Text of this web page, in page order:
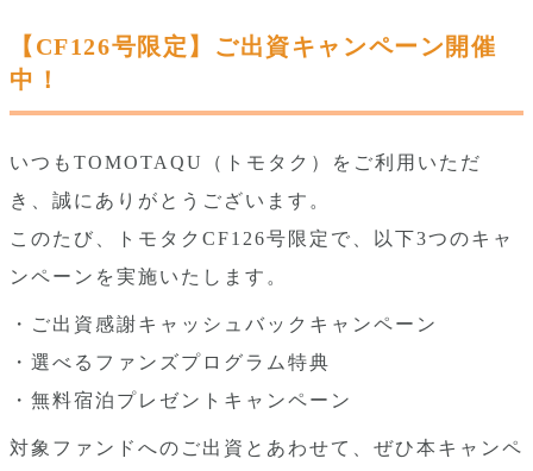
【CF126号限定】ご出資キャンペーン開催
中！
いつもTOMOTAQU（トモタク）をご利用いただ
き、誠にありがとうございます。
このたび、トモタクCF126号限定で、以下3つのキャ
ンペーンを実施いたします。
・ご出資感謝キャッシュバックキャンペーン
・選べるファンズプログラム特典
・無料宿泊プレゼントキャンペーン
対象ファンドへのご出資とあわせて、ぜひ本キャンペ